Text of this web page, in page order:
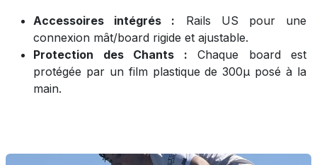
Accessoires intégrés : Rails US pour une
connexion mât/board rigide et ajustable.
Protection des Chants : Chaque board est
protégée par un film plastique de 300µ posé à la
main.